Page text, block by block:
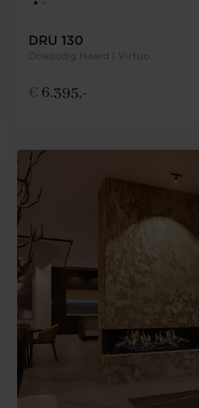
DRU 130
Driezijdig Haard | Virtuo
€ 6.395,-